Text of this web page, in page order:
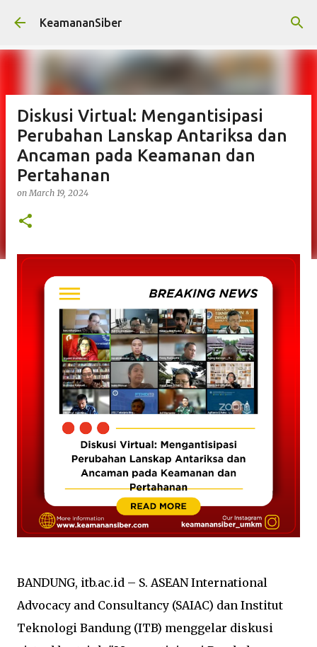
Skip to main content
KeamananSiber
Diskusi Virtual: Mengantisipasi
Perubahan Lanskap Antariksa dan
Ancaman pada Keamanan dan
Pertahanan
onMarch 19, 2024
BANDUNG, itb.ac.id – S. ASEAN International
Advocacy and Consultancy (SAIAC) dan Institut
Teknologi Bandung (ITB) menggelar diskusi